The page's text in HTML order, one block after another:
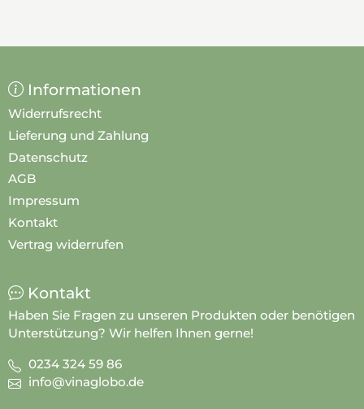
Informationen
Widerrufsrecht
Lieferung und Zahlung
Datenschutz
AGB
Impressum
Kontakt
Vertrag widerrufen
Kontakt
Haben Sie Fragen zu unseren Produkten oder benötigen
Unterstützung? Wir helfen Ihnen gerne!
0234 324 59 86
info@vinaglobo.de